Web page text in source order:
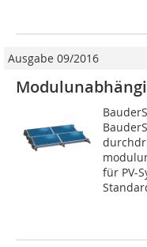
Ausgabe 09/2016
für PV-